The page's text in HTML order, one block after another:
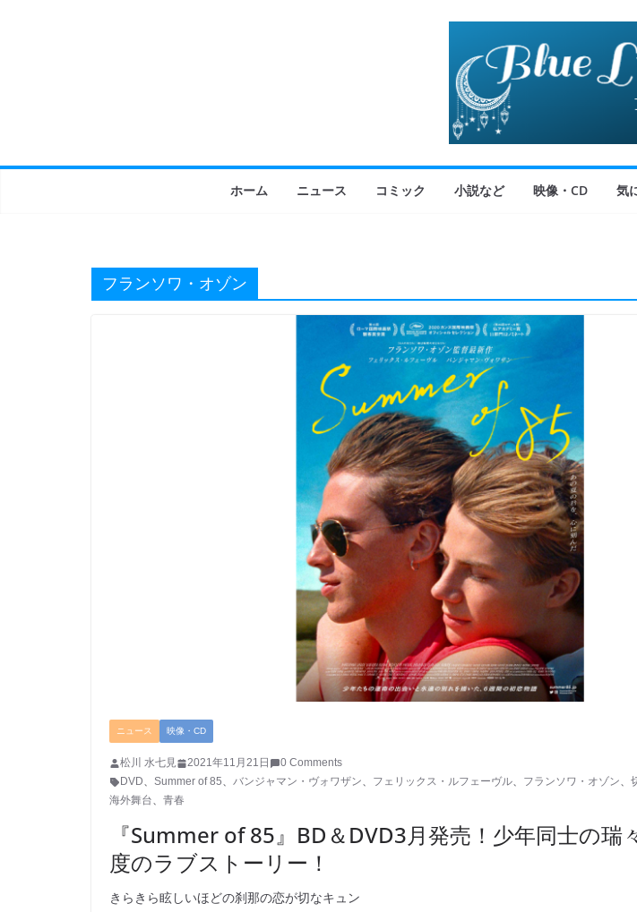
ホーム ニュース コミック 小説など 映像・CD 気
フランソワ・オゾン
ニュース 映像・CD
松川 水七見 2021年11月21日
0 Comments
DVD、 Summer of 85、 バンジャマン・ヴォワザン、 フェリックス・ルフェーヴル、 フランソワ・オゾン、
海外舞台、 青春
『Summer of 85』BD＆DVD3月発売！少年同士の瑞
度のラブストーリー！
きらきら眩しいほどの刹那の恋が切なキュン